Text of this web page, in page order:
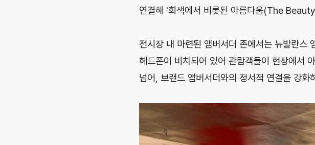
연결해 '회색에서 비롯된 아름다움(The
전시장 내 마련된 앰버서더 존에서는 뉴발란스
헤드폰이 비치되어 있어 관람객들이 현장에서
넘어, 브랜드 앰버서더와의 정서적 연결을 강화